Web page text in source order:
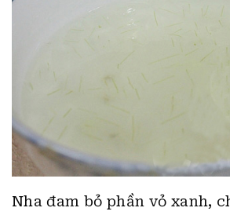
Nha đam bỏ phần vỏ xanh,